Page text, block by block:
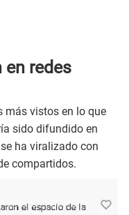
en redes
más vistos en lo que
sido difundido en
ha viralizado con
compartidos.